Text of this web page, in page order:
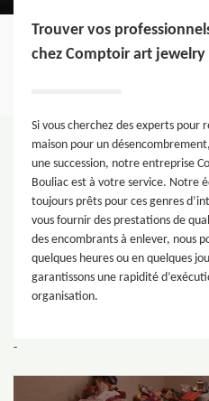
Trouver vos
chez Comptoir art
Si vous cherchez des experts pour
maison pour un
une succession, notre entreprise
Bouliac est à votre service. Notre
toujours prêts pour ces genres
vous fournir des prestations de
des encombrants à enlever, nous
quelques heures ou en quelques
garantissons une rapidité
organisation.
-